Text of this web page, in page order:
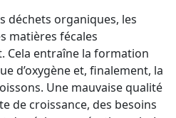
déchets organiques, les
matières fécales
Cela entraîne la formation
d’oxygène et, finalement, la
Une mauvaise qualité
de croissance, des besoins